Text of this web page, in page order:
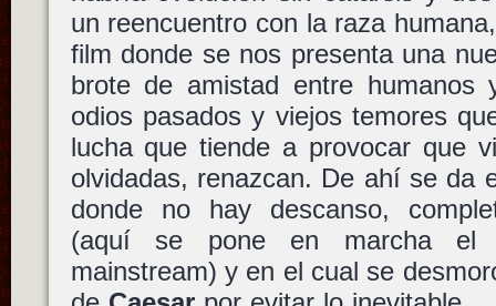
un reencuentro con la raza
film donde se nos presenta una
brote de amistad entre humanos
odios pasados y viejos temores
lucha que tiende a provocar que
olvidadas, renazcan. De ahí se da
donde no hay descanso,
(aquí se pone en marcha el
mainstream) y en el cual se